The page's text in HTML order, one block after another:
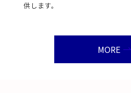
供します。
MORE